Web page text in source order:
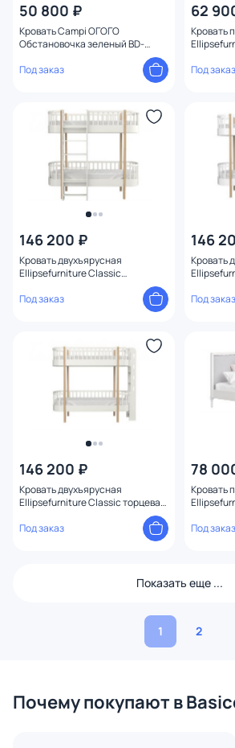
50 800 ₽
Кровать Campi ОГОГО
Обстановочка зеленый BD-
Под заказ
62
Кровать
Под заказ
146 200 ₽
Кровать двухъярусная
Ellipsefurniture Classic
(молочный) CLMBDB02010199
Под заказ
146
Кровать
Под заказ
146 200 ₽
Кровать двухъярусная
Ellipsefurniture Classic торцевая
CLMBDB02040199
Под заказ
78
Кровать
серая
Под заказ
Показать еще ...
1 2
Почему покупают в